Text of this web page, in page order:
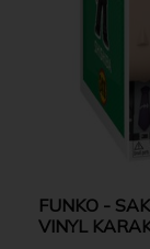
FUNKO -
VINYL